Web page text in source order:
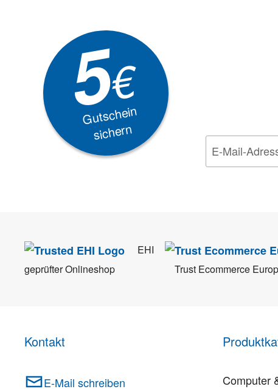
5€
Gutschein
sichern
EHI
geprüfter Onlineshop
Trust Ecommerce
Kontakt
E-Mail schreiben
Computer